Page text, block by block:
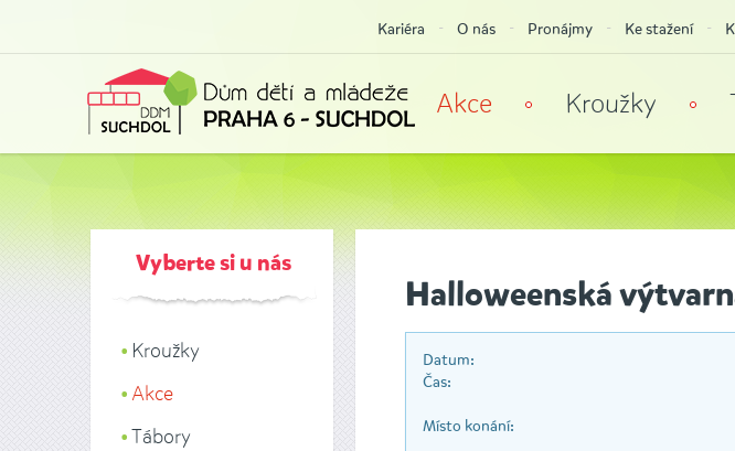
Akce Kroužky
Kariéra O nás Pronájmy Ke stažení
Vyberte si u nás
Kroužky
Akce
Tábory
Halloweenská
Datum:
Čas:
Místo konání: